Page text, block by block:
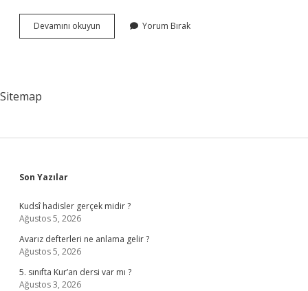
Devamını okuyun Abonmanda
2
Yorum Bırak
Sitemap
Sidebar
Son Yazılar
Kudsî hadisler gerçek midir ?
Ağustos 5, 2026
Avarız defterleri ne anlama gelir ?
Ağustos 5, 2026
5. sınıfta Kur’an dersi var mı ?
Ağustos 3, 2026